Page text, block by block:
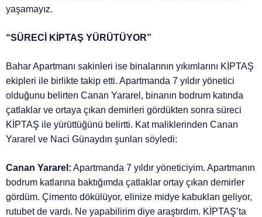
yaşamayız.
“SÜRECİ KİPTAŞ YÜRÜTÜYOR”
Bahar Apartmanı sakinleri ise binalarının yıkımlarını KİPTAŞ
ekipleri ile birlikte takip etti. Apartmanda 7 yıldır yönetici
olduğunu belirten Canan Yararel, binanın bodrum katında
çatlaklar ve ortaya çıkan demirleri gördükten sonra süreci
KİPTAŞ ile yürüttüğünü belirtti. Kat maliklerinden Canan
Yararel ve Naci Günaydın şunları söyledi:
Canan Yararel: Apartmanda 7 yıldır yöneticiyim. Apartmanın
bodrum katlarına baktığımda çatlaklar ortay çıkan demirler
gördüm. Çimento dökülüyor, elinize midye kabukları geliyor,
rutubet de vardı. Ne yapabilirim diye araştırdım. KİPTAŞ’ta